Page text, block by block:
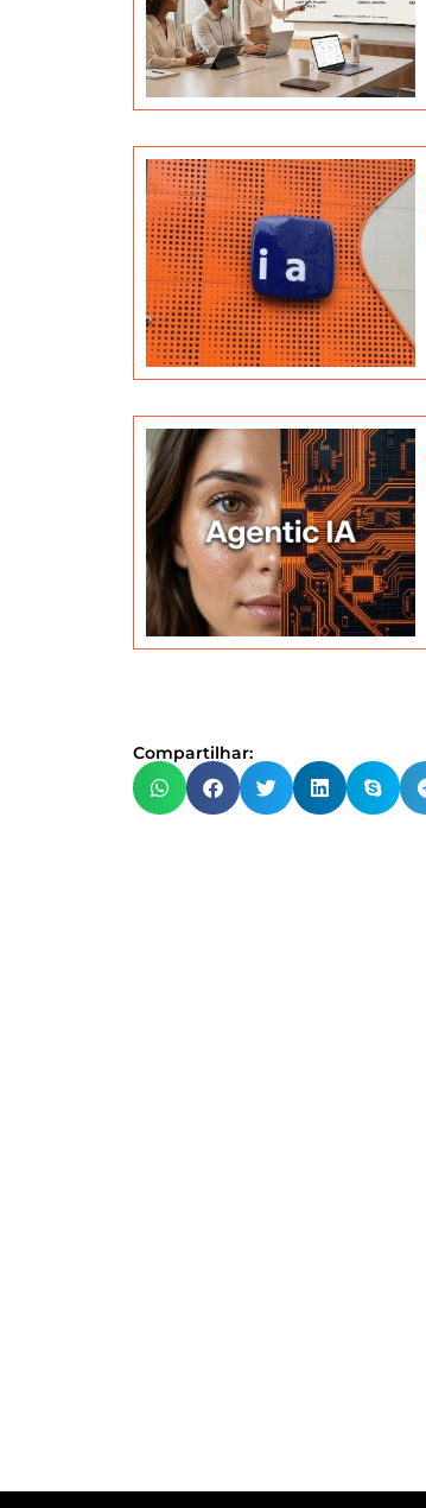
Compartilhar: